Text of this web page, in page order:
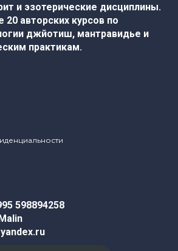
и эзотерические дисциплины.
20 авторских курсов по
джйотиш, мантравидье и
практикам.
598894258